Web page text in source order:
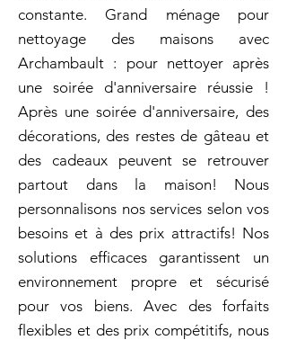
constante. Grand ménage pour
nettoyage des maisons avec
Archambault : pour nettoyer après
une soirée d'anniversaire réussie !
Après une soirée d'anniversaire, des
décorations, des restes de gâteau et
des cadeaux peuvent se retrouver
partout dans la maison! Nous
personnalisons nos services selon vos
besoins et à des prix attractifs! Nos
solutions efficaces garantissent un
environnement propre et sécurisé
pour vos biens. Avec des forfaits
flexibles et des prix compétitifs, nous